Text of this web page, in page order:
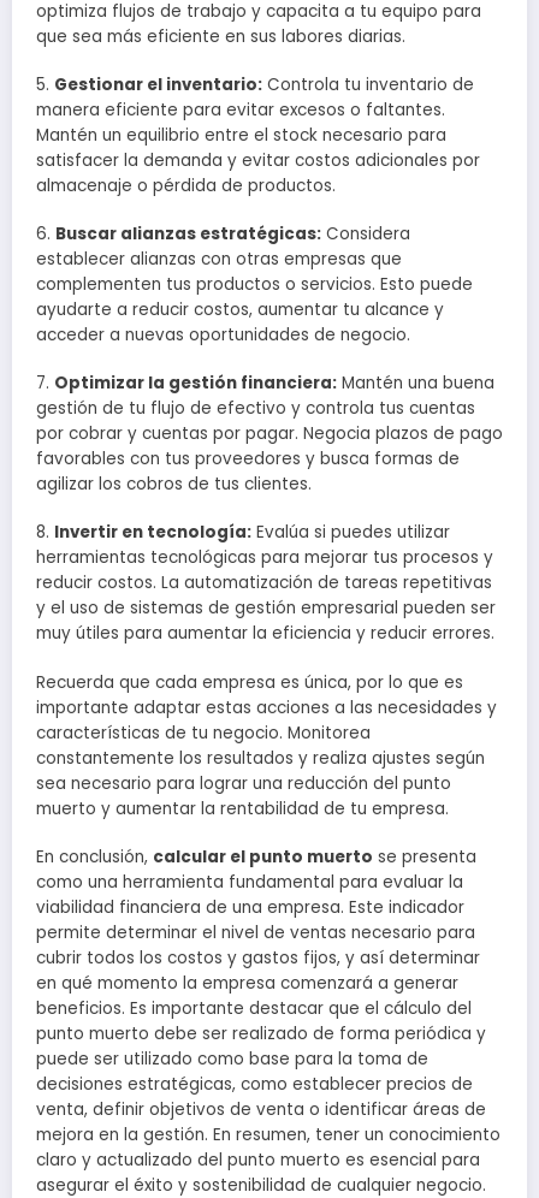
optimiza flujos de trabajo y capacita a tu equipo para
que sea más eficiente en sus labores diarias.
5. Gestionar el inventario: Controla tu inventario de
manera eficiente para evitar excesos o faltantes.
Mantén un equilibrio entre el stock necesario para
satisfacer la demanda y evitar costos adicionales por
almacenaje o pérdida de productos.
6. Buscar alianzas estratégicas: Considera
establecer alianzas con otras empresas que
complementen tus productos o servicios. Esto puede
ayudarte a reducir costos, aumentar tu alcance y
acceder a nuevas oportunidades de negocio.
7. Optimizar la gestión financiera: Mantén una buena
gestión de tu flujo de efectivo y controla tus cuentas
por cobrar y cuentas por pagar. Negocia plazos de pago
favorables con tus proveedores y busca formas de
agilizar los cobros de tus clientes.
8. Invertir en tecnología: Evalúa si puedes utilizar
herramientas tecnológicas para mejorar tus procesos y
reducir costos. La automatización de tareas repetitivas
y el uso de sistemas de gestión empresarial pueden ser
muy útiles para aumentar la eficiencia y reducir errores.
Recuerda que cada empresa es única, por lo que es
importante adaptar estas acciones a las necesidades y
características de tu negocio. Monitorea
constantemente los resultados y realiza ajustes según
sea necesario para lograr una reducción del punto
muerto y aumentar la rentabilidad de tu empresa.
En conclusión, calcular el punto muerto se presenta
como una herramienta fundamental para evaluar la
viabilidad financiera de una empresa. Este indicador
permite determinar el nivel de ventas necesario para
cubrir todos los costos y gastos fijos, y así determinar
en qué momento la empresa comenzará a generar
beneficios. Es importante destacar que el cálculo del
punto muerto debe ser realizado de forma periódica y
puede ser utilizado como base para la toma de
decisiones estratégicas, como establecer precios de
venta, definir objetivos de venta o identificar áreas de
mejora en la gestión. En resumen, tener un conocimiento
claro y actualizado del punto muerto es esencial para
asegurar el éxito y sostenibilidad de cualquier negocio.